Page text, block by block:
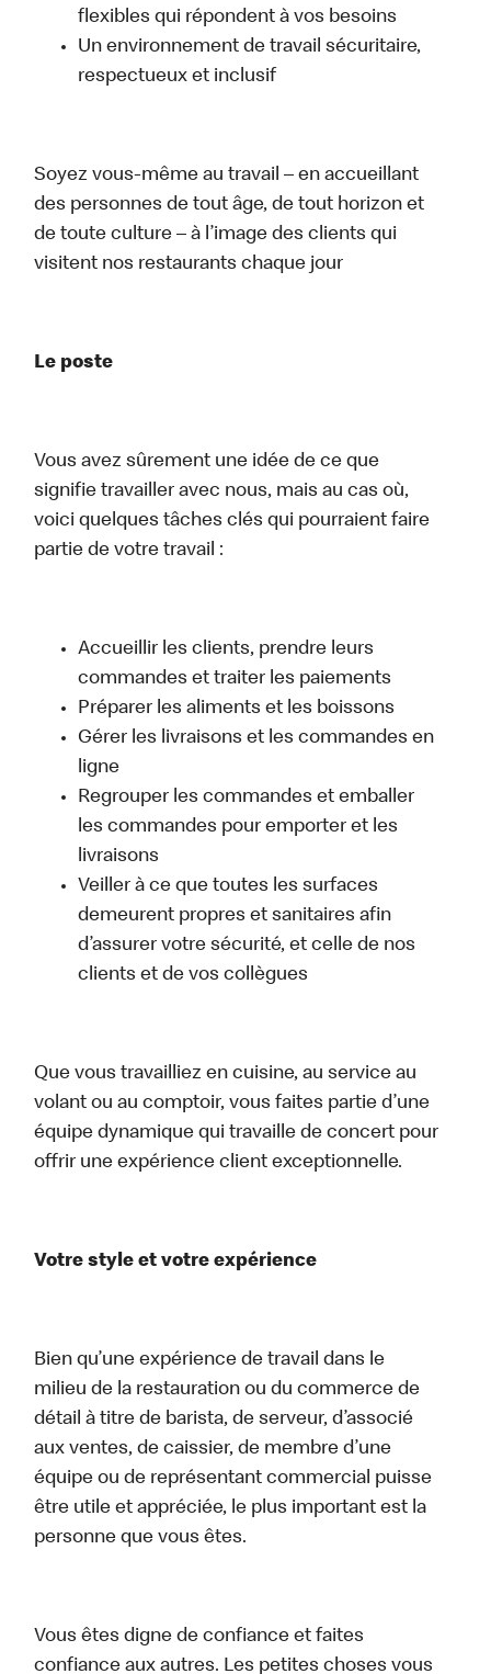
flexibles qui répondent à vos besoins
Un environnement de travail sécuritaire,
respectueux et inclusif
Soyez vous-même au travail – en accueillant
des personnes de tout âge, de tout horizon et
de toute culture – à l’image des clients qui
visitent nos restaurants chaque jour
Le poste
Vous avez sûrement une idée de ce que
signifie travailler avec nous, mais au cas où,
voici quelques tâches clés qui pourraient faire
partie de votre travail :
Accueillir les clients, prendre leurs
commandes et traiter les paiements
Préparer les aliments et les boissons
Gérer les livraisons et les commandes en
ligne
Regrouper les commandes et emballer
les commandes pour emporter et les
livraisons
Veiller à ce que toutes les surfaces
demeurent propres et sanitaires afin
d’assurer votre sécurité, et celle de nos
clients et de vos collègues
Que vous travailliez en cuisine, au service au
volant ou au comptoir, vous faites partie d’une
équipe dynamique qui travaille de concert pour
offrir une expérience client exceptionnelle.
Votre style et votre expérience
Bien qu’une expérience de travail dans le
milieu de la restauration ou du commerce de
détail à titre de barista, de serveur, d’associé
aux ventes, de caissier, de membre d’une
équipe ou de représentant commercial puisse
être utile et appréciée, le plus important est la
personne que vous êtes.
Vous êtes digne de confiance et faites
confiance aux autres. Les petites choses vous